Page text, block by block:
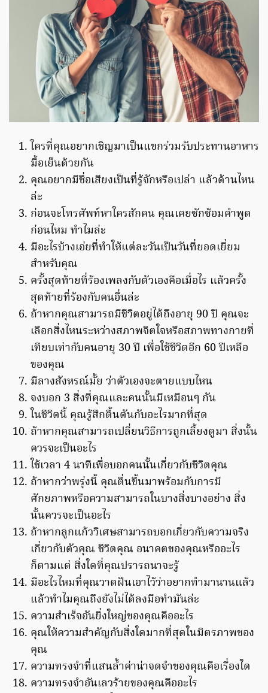
ใครที่คุณอยากเชิญมาเป็นแขกร่วมรับประทานอาหาร
มื้อเย็นด้วยกัน
คุณอยากมีชื่อเสียงเป็นที่รู้จักหรือเปล่า แล้วด้านไหน
ล่ะ
ก่อนจะโทรศัพท์หาใครสักคน คุณเคยซักซ้อมคำพูด
ก่อนไหม ทำไมล่ะ
มีอะไรบ้างเอ่ยที่ทำให้แต่ละวันเป็นวันที่ยอดเยี่ยม
สำหรับคุณ
ครั้งสุดท้ายที่ร้องเพลงกับตัวเองคือเมื่อไร แล้วครั้ง
สุดท้ายที่ร้องกับคนอื่นล่ะ
ถ้าหากคุณสามารถมีชีวิตอยู่ได้ถึงอายุ 90 ปี คุณจะ
เลือกสิ่งไหนระหว่างสภาพจิตใจหรือสภาพทางกายที่
เทียบเท่ากับคนอายุ 30 ปี เพื่อใช้ชีวิตอีก 60 ปีเหลือ
ของคุณ
มีลางสังหรณ์มั้ย ว่าตัวเองจะตายแบบไหน
จงบอก 3 สิ่งที่คุณและคนนั้นมีเหมือนๆ กัน
ในชีวิตนี้ คุณรู้สึกตื้นตันกับอะไรมากที่สุด
ถ้าหากคุณสามารถเปลี่ยนวิธีการถูกเลี้ยงดูมา สิ่งนั้น
ควรจะเป็นอะไร
ใช้เวลา 4 นาทีเพื่อบอกคนนั้นเกี่ยวกับชีวิตคุณ
ถ้าหากว่าพรุ่งนี้ คุณตื่นขึ้นมาพร้อมกับการมี
ศักยภาพหรือความสามารถในบางสิ่งบางอย่าง สิ่ง
นั้นควรจะเป็นอะไร
ถ้าหากลูกแก้ววิเศษสามารถบอกเกี่ยวกับความจริง
เกี่ยวกับตัวคุณ ชีวิตคุณ อนาคตของคุณหรืออะไร
ก็ตามแต่ สิ่งใดที่คุณปรารถนาจะรู้
มีอะไรไหมที่คุณวาดฝันเอาไว้ว่าอยากทำมานานแล้ว
แล้วทำไมคุณถึงยังไม่ได้ลงมือทำมันล่ะ
ความสำเร็จอันยิ่งใหญ่ของคุณคืออะไร
คุณให้ความสำคัญกับสิ่งใดมากที่สุดในมิตรภาพของ
คุณ
ความทรงจำที่แสนล้ำค่าน่าจดจำของคุณคือเรื่องใด
ความทรงจำอันเลวร้ายของคุณคืออะไร